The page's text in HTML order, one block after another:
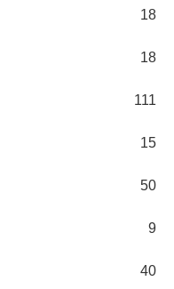
18
18
111
15
50
9
40